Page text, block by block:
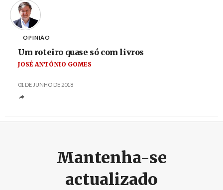
OPINIÃO
Um roteiro quase só com livros
JOSÉ ANTÓNIO GOMES
01 DE JUNHO DE 2018
Mantenha-se
actualizado